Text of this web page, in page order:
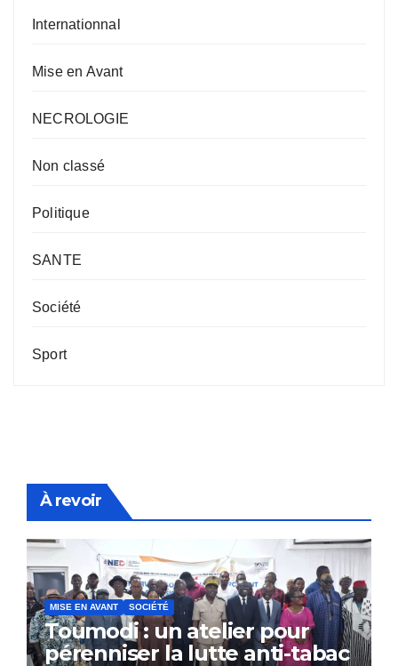
Internationnal
Mise en Avant
NECROLOGIE
Non classé
Politique
SANTE
Société
Sport
À revoir
MISE EN AVANT SOCIÉTÉ
Toumodi : un atelier pour
pérenniser la lutte anti-tabac